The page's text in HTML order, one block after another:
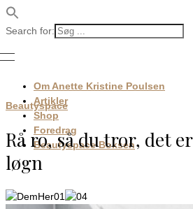
Search for:
Om Anette Kristine Poulsen
Artikler
Shop
Foredrag
Beautyspace Boksen
Beautyspace
Rå ro, så du tror, det er
løgn